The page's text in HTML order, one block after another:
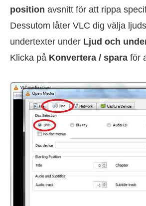
position avsnitt för att rippa
Dessutom låter VLC dig välja
undertexter under Ljud och
Klicka på Konvertera / spara för